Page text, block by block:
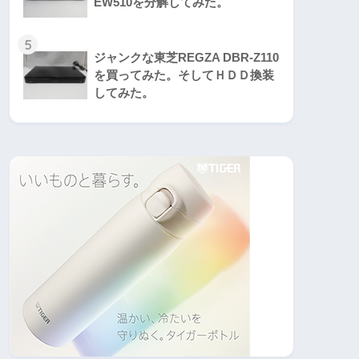
5
ジャンクな東芝REGZA DBR-Z110
を買ってみた。そしてＨＤＤ換装
してみた。